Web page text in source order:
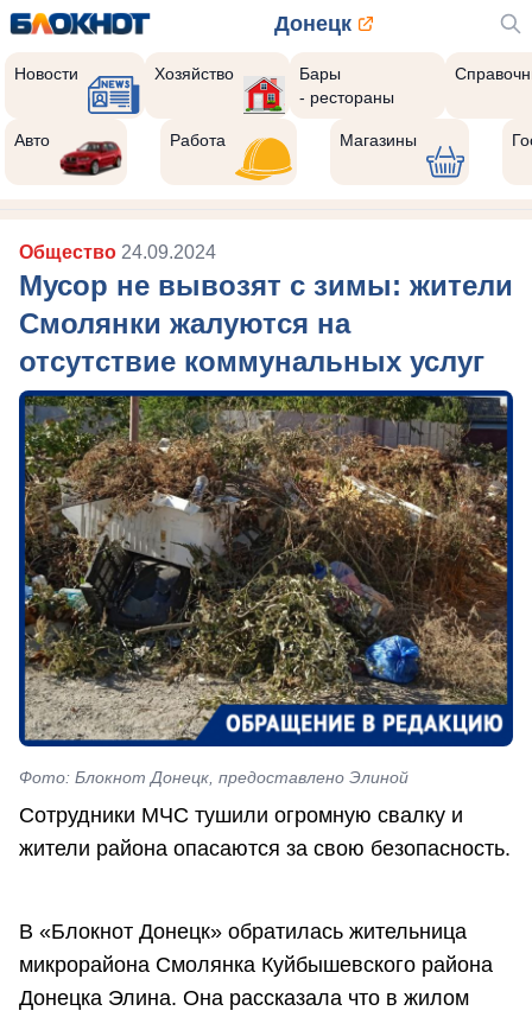
Донецк
Новости Хозяйство
Бары
- рестораны
Авто Работа Магазины
Общество 24.09.2024
Мусор не вывозят с зимы: жители
Смолянки жалуются на
отсутствие коммунальных услуг
Фото: Блокнот Донецк, предоставлено Элиной
Сотрудники МЧС тушили огромную свалку и
жители района опасаются за свою безопасность.
В «Блокнот Донецк» обратилась жительница
микрорайона Смолянка Куйбышевского района
Донецка Элина. Она рассказала что в жилом